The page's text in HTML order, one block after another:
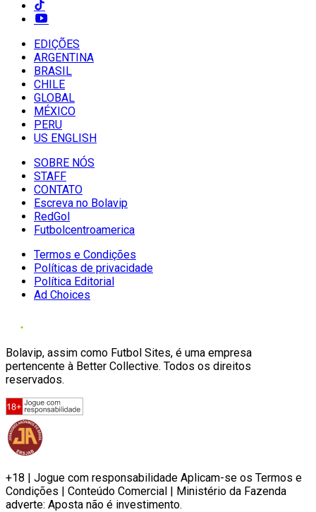
EDIÇÕES
ARGENTINA
BRASIL
CHILE
GLOBAL
MÉXICO
PERU
US ENGLISH
SOBRE NÓS
STAFF
CONTATO
Escreva no Bolavip
RedGol
Futbolcentroamerica
Termos e Condições
Políticas de privacidade
Política Editorial
Ad Choices
Bolavip, assim como Futbol Sites, é uma empresa
pertencente à Better Collective. Todos os direitos
reservados.
+18 | Jogue com responsabilidade Aplicam-se os Termos e
Condições | Conteúdo Comercial | Ministério da Fazenda
adverte: Aposta não é investimento.